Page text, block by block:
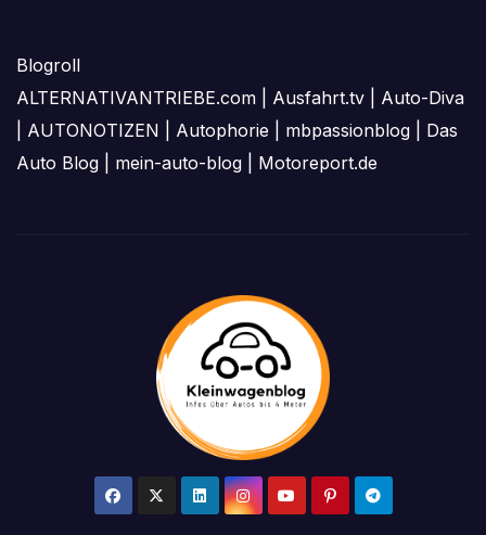
Blogroll
ALTERNATIVANTRIEBE.com
Ausfahrt.tv
Auto-Diva
AUTONOTIZEN Autophorie mbpassionblog
Das
Auto Blog
mein-auto-blog Motoreport.de